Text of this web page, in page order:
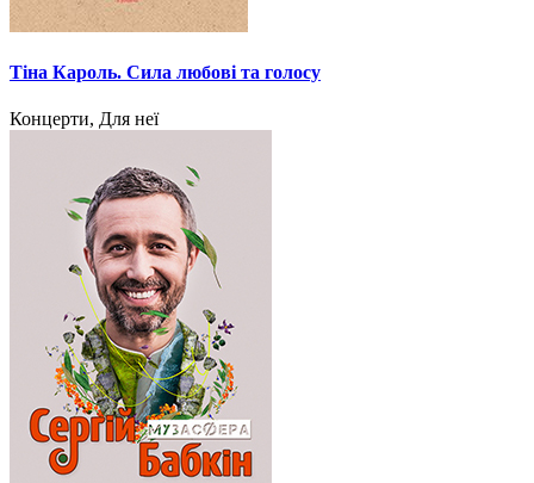
Тіна Кароль. Сила любові та голосу
Концерти, Для неї